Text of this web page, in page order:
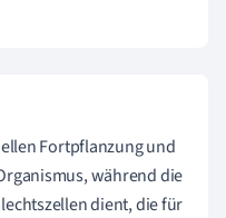
Fortpflanzung und
während die
dient, die für